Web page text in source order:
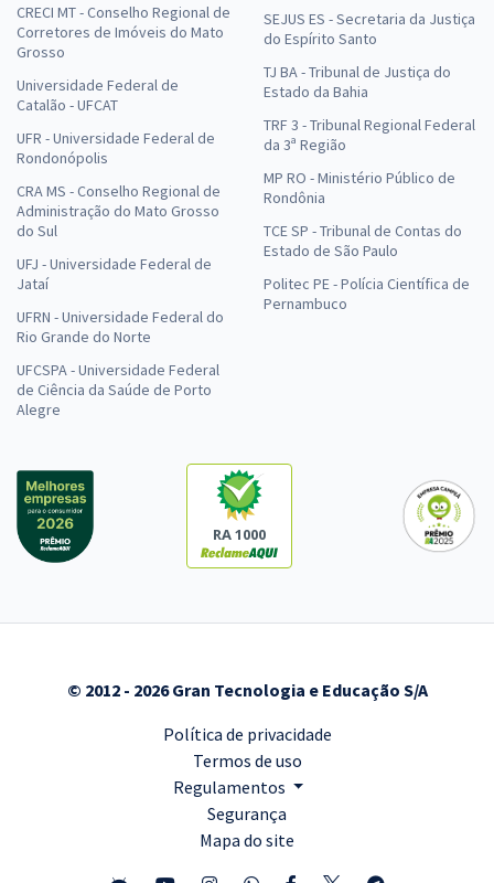
CRECI MT - Conselho Regional de
Corretores de Imóveis do Mato
Grosso
Universidade Federal de
Catalão - UFCAT
UFR - Universidade Federal de
Rondonópolis
CRA MS - Conselho Regional de
Administração do Mato Grosso
do Sul
UFJ - Universidade Federal de
Jataí
UFRN - Universidade Federal do
Rio Grande do Norte
UFCSPA - Universidade Federal
de Ciência da Saúde de Porto
Alegre
SEJUS ES - Secretaria da Justiça
do Espírito Santo
TJ BA - Tribunal de Justiça do
Estado da Bahia
TRF 3 - Tribunal Regional Federal
da 3ª Região
MP RO - Ministério Público de
Rondônia
TCE SP - Tribunal de Contas do
Estado de São Paulo
Politec PE - Polícia Científica de
Pernambuco
RA 1000
© 2012 - 2026 Gran Tecnologia e Educação S/A
Política de privacidade
Termos de uso
Regulamentos
Segurança
Mapa do site